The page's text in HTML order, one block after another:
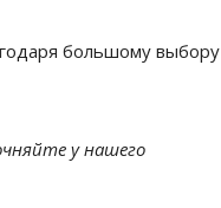
большому выбору
у нашего